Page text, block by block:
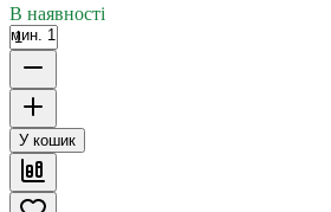
В наявності
мин. 1
У кошик